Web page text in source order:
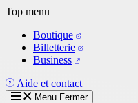
Aller
contenu
principal
Top menu
Boutique
Billetterie
Business
Aide et contact
Menu Fermer